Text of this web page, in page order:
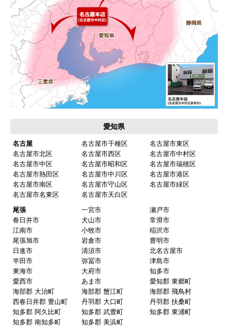
いる会社だなと思っていたので再度利用。やはり
期待通りにきちんと対応してもらえました。
【注文からどのくらいで届きましたか？】
工事日を自分から発注の2週間先にしていたので、
遅れることもなく予定通りに工事前に到着。
【その他感想・コメント】
保証書に添付する工事店の証明もきちんと対応し
次に何か交換タイミングが来たら、一番の候補先
業者さんです。
ピングーヒサコさん
2025年10月30日 14:53
欲しい商品をスムーズに注文できましたか？
ショップからの連絡や対応は適切でしたか？
予定の期日までに商品が届きましたか？
商品の梱包は必要十分なものでしたか？
はい
愛知県
名古屋 名古屋市千種区
名古屋市東区
名古屋市北区
名古屋市西区
名古屋市中村区
名古屋市中区
名古屋市昭和区
名古屋市瑞穂区
名古屋市熱田区
名古屋市中川区
名古屋市港区
名古屋市南区
名古屋市守山区
名古屋市緑区
名古屋市名東区
名古屋市天白区
尾張
一宮市
瀬戸市
春日井市
犬山市
常滑市
江南市
小牧市
稲沢市
尾張旭市
岩倉市
豊明市
日進市
清須市
北名古屋市
半田市
弥冨市
津島市
東海市
大府市
知多市
愛西市
あま市
愛知郡 東郷町
海部郡 大治町
海部郡 蟹江町
海部郡 飛鳥村
西春日井郡 豊山町
丹羽郡 大口町
丹羽郡 扶桑町
知多郡 阿久比町
知多郡 武豊町
知多郡 東浦町
知多郡 南知多町
知多郡 美浜町